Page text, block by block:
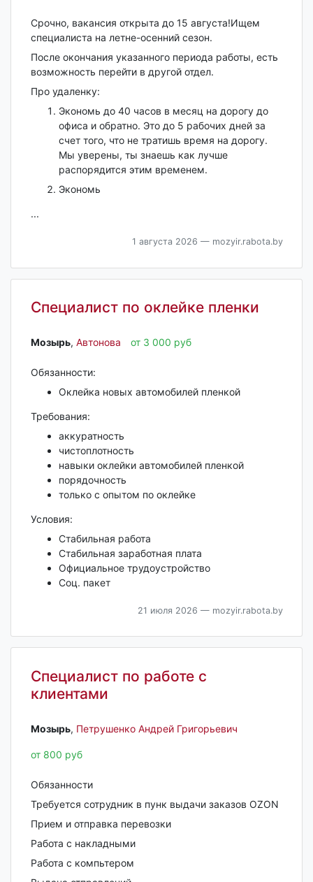
Срочно, вакансия открыта до 15 августа!Ищем
специалиста на летне-осенний сезон.
После окончания указанного периода работы, есть
возможность перейти в другой отдел.
Про удаленку:
Экономь до 40 часов в месяц на дорогу до
офиса и обратно. Это до 5 рабочих дней за
счет того, что не тратишь время на дорогу.
Мы уверены, ты знаешь как лучше
распорядится этим временем.
Экономь
...
1 августа 2026 — mozyir.rabota.by
Специалист по оклейке пленки
Мозырь‎, Автонова от 3 000 руб
Обязанности:
Оклейка новых автомобилей пленкой
Требования:
аккуратность
чистоплотность
навыки оклейки автомобилей пленкой
порядочность
только с опытом по оклейке
Условия:
Стабильная работа
Стабильная заработная плата
Официальное трудоустройство
Соц. пакет
21 июля 2026 — mozyir.rabota.by
Специалист по работе с
клиентами
Мозырь‎, Петрушенко Андрей Григорьевич
от 800 руб
Обязанности
Требуется сотрудник в пунк выдачи заказов OZON
Прием и отправка перевозки
Работа с накладными
Работа с компьтером